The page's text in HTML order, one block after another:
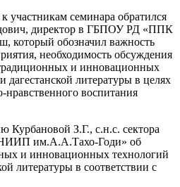
участникам семинара обратился
директор в ГБПОУ РД «ППК
который обозначил важность
необходимость обсуждения
и инновационных
дагестанской литературы в целях
нравственного воспитания
Курбановой З.Г., с.н.с. сектора
им.А.А.Тахо-Годи» об
и инновационных технологий
литературы в соответствии с